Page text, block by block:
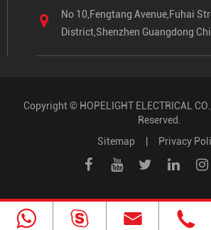
No 10,Fengtang Avenue,Fuhai
District,Shenzhen Guangdong
Copyright © HOPELIGHT ELECTRICAL
Reserved.
Sitemap| Privacy
  